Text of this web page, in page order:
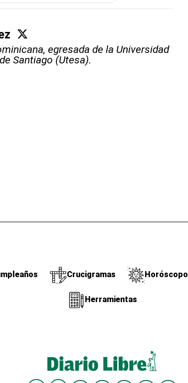
egresada de la Universidad
Santiago (Utesa).
Crucigramas Horóscopo
Herramientas